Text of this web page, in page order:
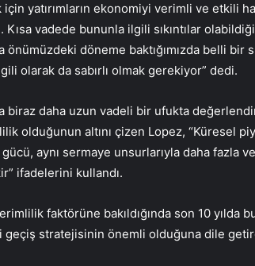
yatırımların ekonomiyi verimli ve etkili
Kısa vadede bununla ilgili sıkıntılar
önümüzdeki döneme baktığımızda belli
olarak da sabırlı olmak gerekiyor” dedi.
biraz daha uzun vadeli bir ufukta
olduğunun altını çizen Lopez, “Küresel
gücü, aynı sermaye unsurlarıyla daha fazla
ifadelerini kullandı.
faktörüne bakıldığında son 10 yılda
geçiş stratejisinin önemli olduğuna dile